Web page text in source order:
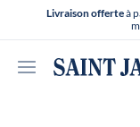
Aller directement au
Livraison offerteà
Ouvrir le menu